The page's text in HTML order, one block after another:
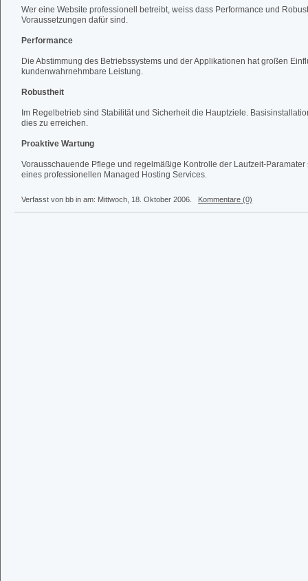
Wer eine Website professionell betreibt, weiss dass Performance und
Voraussetzungen dafür sind.
Performance
Die Abstimmung des Betriebssystems und der Applikationen hat großen
kundenwahrnehmbare Leistung.
Robustheit
Im Regelbetrieb sind Stabilität und Sicherheit die Hauptziele.
dies zu erreichen.
Proaktive Wartung
Vorausschauende Pflege und regelmäßige Kontrolle der Laufzeit-
eines professionellen Managed Hosting Services.
Verfasst von bb in am: Mittwoch, 18. Oktober 2006. Kommentare (0)